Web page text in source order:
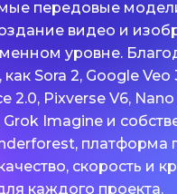
передовые
видео и
уровне.
Sora 2, Google Veo
2.0, Pixverse V6,
Grok Imagine и
платформа
скорость и
каждого проекта.